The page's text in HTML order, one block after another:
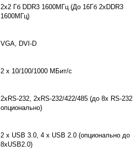
2x2 Гб DDR3 1600МГц (До 16Гб 2xDDR3
1600МГц)
VGA, DVI-D
2 x 10/100/1000 МБит/с
2xRS-232, 2xRS-232/422/485 (до 8х RS-232
опционально)
2 x USB 3.0, 4 x USB 2.0 (опционально до
8хUSB2.0)